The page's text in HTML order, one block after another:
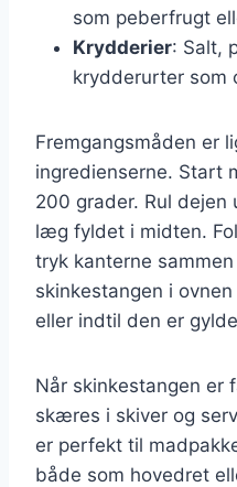
som peberfrugt
Krydderier: Salt,
krydderurter som
Fremgangsmåden er
ingredienserne. Start
200 grader. Rul dejen
læg fyldet i midten.
tryk kanterne
skinkestangen i
eller indtil den er
Når skinkestangen
skæres i skiver og
er perfekt til
både som hovedret